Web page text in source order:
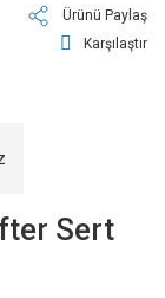
Ürünü Paylaş
Karşılaştır
Sert